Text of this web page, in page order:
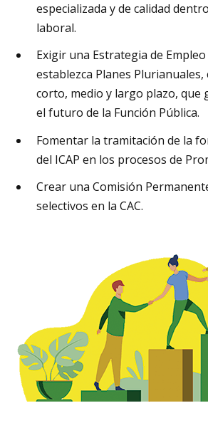
especializada y de calidad
laboral.
Exigir una Estrategia de
establezca Planes
corto, medio y largo plazo, que
el futuro de la Función Pública.
Fomentar la tramitación de la
del ICAP en los procesos de
Crear una Comisión
selectivos en la CAC.